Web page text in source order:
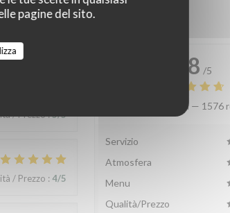
pagine del sito.
/ Prezzo:5/5
/ Prezzo : 4/5
4.8 /5
Valutazione media — 1576
Servizio
Atmosfera
Menu
Qualità/Prezzo